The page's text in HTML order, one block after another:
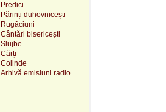
Predici
Părinți duhovnicești
Rugăciuni
Cântări bisericești
Slujbe
Cărți
Colinde
Arhivă emisiuni radio